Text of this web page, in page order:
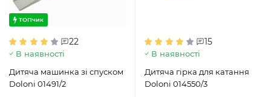
ТОПчик
22
В наявності
Дитяча машинка зі спуском
Doloni 01491/2
15
В наявності
Дитяча гірка для катання
Doloni 014550/3